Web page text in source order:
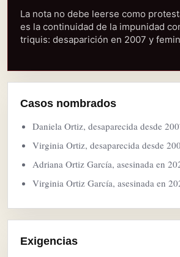
La nota no debe leerse como
es la continuidad de la impunidad
triquis: desaparición en 2007 y
Casos nombrados
Daniela Ortiz, desaparecida desde
Virginia Ortiz, desaparecida desde
Adriana Ortiz García, asesinada en
Virginia Ortiz García, asesinada en
Exigencias